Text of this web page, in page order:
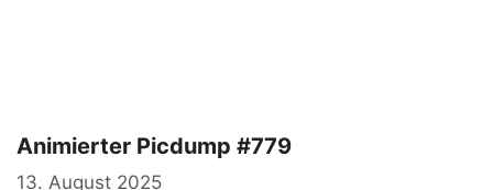
Animierter Picdump #779
13. August 2025